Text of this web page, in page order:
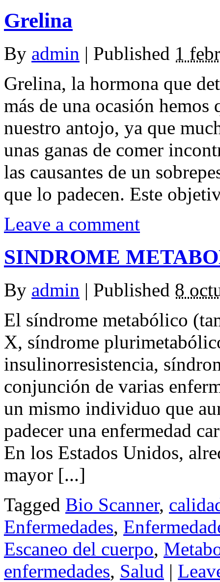
Grelina
By admin | Published 1
Grelina, la hormona que
más de una ocasión
nuestro antojo, ya que
unas ganas de comer
las causantes de un
que lo padecen. Este
Leave a comment
SINDROME
By admin | Published 8
El síndrome metabólico
X, síndrome
insulinorresistencia,
conjunción de varias
un mismo individuo que
padecer una enfermedad
En los Estados Unidos,
mayor [...]
Tagged Bio Scanner,
Enfermedades,
Escaneo del cuerpo,
enfermedades, Salud |